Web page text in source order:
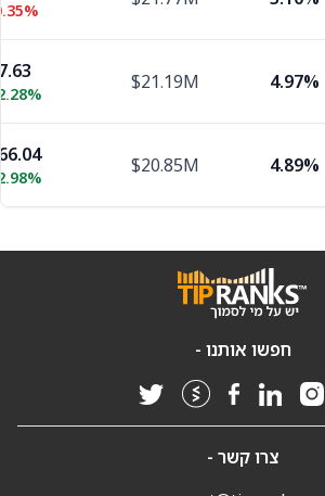
4.97%
$21.19M
4.89%
$20.85M
חפשו אותנו -
צרו קשר -